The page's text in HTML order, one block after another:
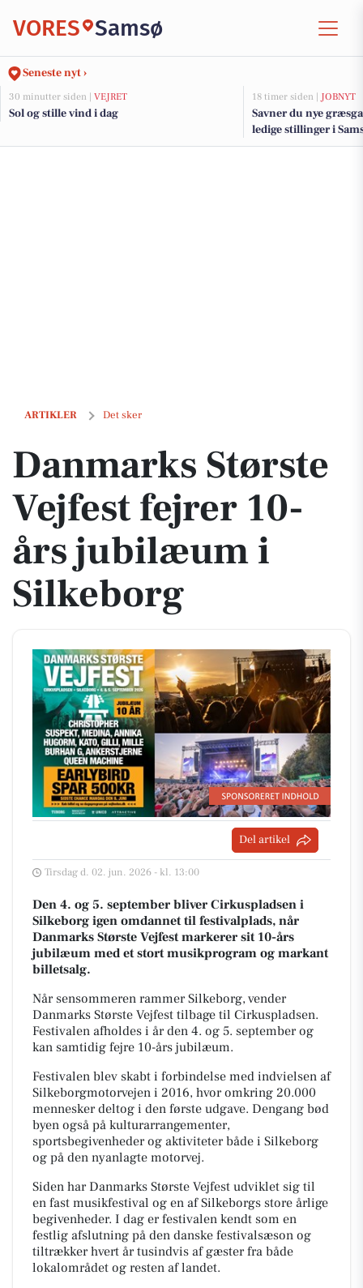
VORES Samsø
Seneste nyt ›
30 minutter siden | VEJRET
Sol og stille vind i dag
18 timer siden | JOBNYT
Savner du nye
ledige stillinger i
ARTIKLER Det sker
Danmarks Største Vejfest fejrer 10-års jubilæum i Silkeborg
Danmarks Største
Vejfest fejrer 10-
års jubilæum i
Silkeborg
Del artikel
Tirsdag d. 02. jun. 2026 - kl. 13:00
Den 4. og 5. september bliver Cirkuspladsen i
Silkeborg igen omdannet til festivalplads, når
Danmarks Største Vejfest markerer sit 10-års
jubilæum med et stort musikprogram og markant
billetsalg.
Når sensommeren rammer Silkeborg, vender
Danmarks Største Vejfest tilbage til Cirkuspladsen.
Festivalen afholdes i år den 4. og 5. september og
kan samtidig fejre 10-års jubilæum.
Festivalen blev skabt i forbindelse med indvielsen af
Silkeborgmotorvejen i 2016, hvor omkring 20.000
mennesker deltog i den første udgave. Dengang bød
byen også på kulturarrangementer,
sportsbegivenheder og aktiviteter både i Silkeborg
og på den nyanlagte motorvej.
Siden har Danmarks Største Vejfest udviklet sig til
en fast musikfestival og en af Silkeborgs store årlige
begivenheder. I dag er festivalen kendt som en
festlig afslutning på den danske festivalsæson og
tiltrækker hvert år tusindvis af gæster fra både
lokalområdet og resten af landet.